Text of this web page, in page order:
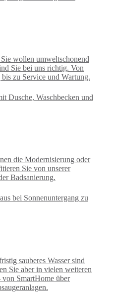
wollen umweltschonend
Sie bei uns richtig. Von
zu Service und Wartung.
die Modernisierung oder
Sie von unserer
Badsanierung.
sauberes Wasser sind
Sie aber in vielen weiteren
SmartHome über